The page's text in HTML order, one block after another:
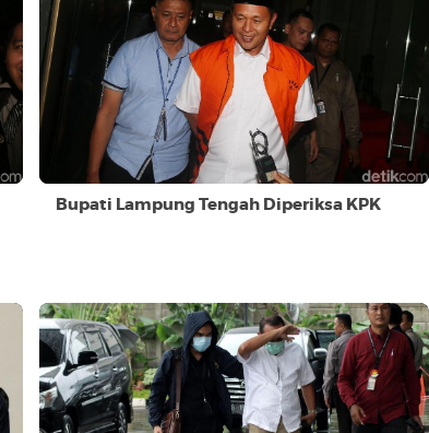
Bupati Lampung Tengah Diperiksa KPK